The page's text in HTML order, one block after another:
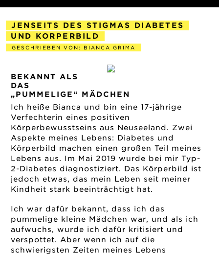
JENSEITS DES STIGMAS DIABETES
UND KORPERBILD
GESCHRIEBEN VON: BIANCA GRIMA
BEKANNT ALS
DAS
„PUMMELIGE“ MÄDCHEN
Ich heiße Bianca und bin eine 17-jährige
Verfechterin eines positiven
Körperbewusstseins aus Neuseeland. Zwei
Aspekte meines Lebens: Diabetes und
Körperbild machen einen großen Teil meines
Lebens aus. Im Mai 2019 wurde bei mir Typ-
2-Diabetes diagnostiziert. Das Körperbild ist
jedoch etwas, das mein Leben seit meiner
Kindheit stark beeinträchtigt hat.
Ich war dafür bekannt, dass ich das
pummelige kleine Mädchen war, und als ich
aufwuchs, wurde ich dafür kritisiert und
verspottet. Aber wenn ich auf die
schwierigsten Zeiten meines Lebens